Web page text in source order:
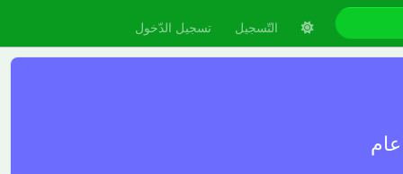
التّسجيل تسجيل الدّخول